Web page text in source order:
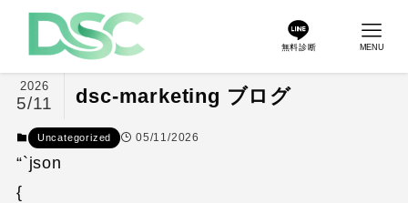
無料診断 MENU
dsc-marketing ブログ
2026
5/11
Uncategorized 05/11/2026
“`json
{